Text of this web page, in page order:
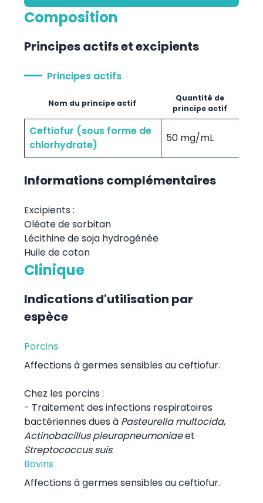
Composition
Principes actifs et excipients
Principes actifs
Nom du principe actif
Quantité de
principe actif
Ceftiofur (sous forme de
chlorhydrate)
50 mg/mL
Informations complémentaires
Excipients :
Oléate de sorbitan
Lécithine de soja hydrogénée
Huile de coton
Clinique
Indications d'utilisation par
espèce
Porcins
Affections à germes sensibles au ceftiofur.
Chez les porcins :
- Traitement des infections respiratoires
bactériennes dues à Pasteurella multocida,
Actinobacillus pleuropneumoniaeet
Streptococcus suis.
Bovins
Affections à germes sensibles au ceftiofur.